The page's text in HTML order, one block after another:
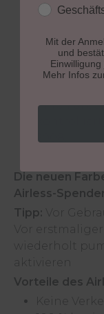
können
sehr gute
Applikation
lebendige
bei
PMU
Die neuen
Airless-
Tipp: Vor
Vor
wiederholt
aktivieren
Vorteile des
Keine
Mit der
und
Mehr Infos